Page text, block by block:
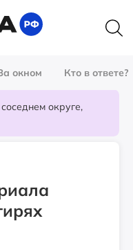
окном Кто в ответе?
округе,